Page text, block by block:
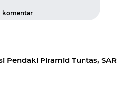
komentar
Pendaki Piramid Tuntas, SAR